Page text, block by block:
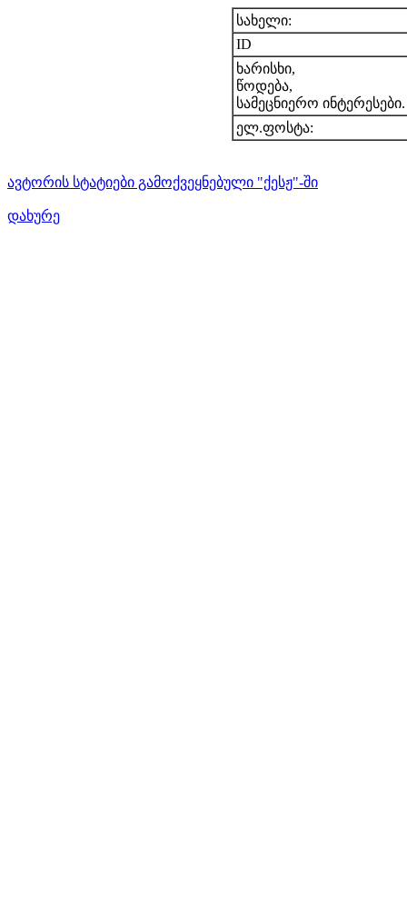
სახელი:
ID
ხარისხი,
წოდება,
სამეცნიერო ინტერესები.
ელ.ფოსტა:
ავტორის სტატიები გამოქვეყნებული "ქესჟ"-ში
დახურე